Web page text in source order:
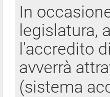
In
legislatura,
l'accredito
avverrà
(sistema